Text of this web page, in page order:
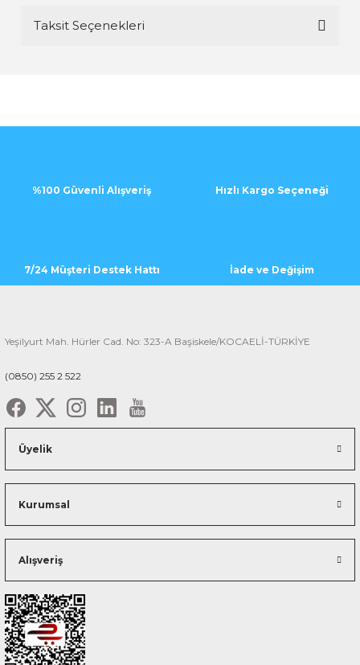
Bu ürüne ilk yorumu siz yapın!
Taksit Seçenekleri
%100 Güvenli Alışveriş Hızlı Kargo Seçeneği
7/24 Müşteri Destek Hattı İade ve Değişim
Yeşilyurt Mah. Hürler Cad. No: 323-A Başiskele/KOCAELİ-TÜRKİYE
(0850) 255 2 522
Üyelik
Kurumsal
Alışveriş